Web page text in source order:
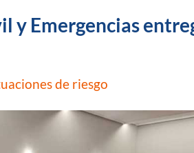
y Emergencias
de riesgo